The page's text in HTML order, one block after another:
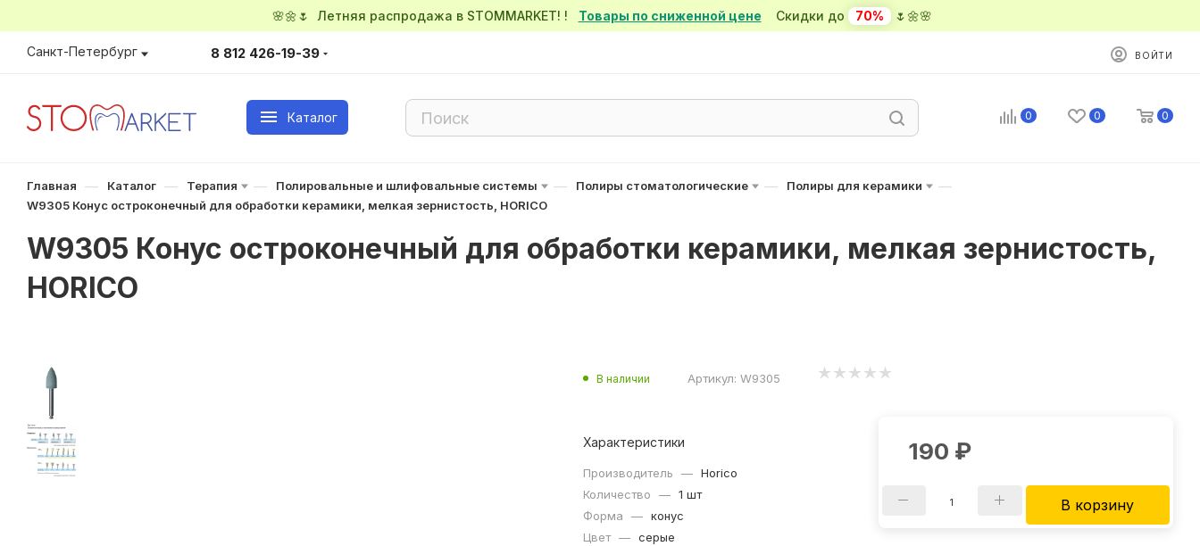
🌸🌼🌷 Летняя распродажа в STOMMARKET! ! Товары по сниженной цене Скидки до 70% 🌷🌼🌸
Санкт-Петербург 8 812 426-19-39 ВОЙТИ
Каталог 0 0 0
Главная — Каталог — Терапия — Полировальные и шлифовальные системы — Полиры стоматологические — Полиры для керамики —
W9305 Конус остроконечный для обработки керамики, мелкая зернистость, HORICO
W9305 Конус остроконечный для обработки керамики, мелкая зернистость,
HORICO
В наличии Артикул: W9305
Характеристики
Производитель — Horico
Количество
— 1 шт
Форма
— конус
Цвет — серые
190 ₽
В корзину